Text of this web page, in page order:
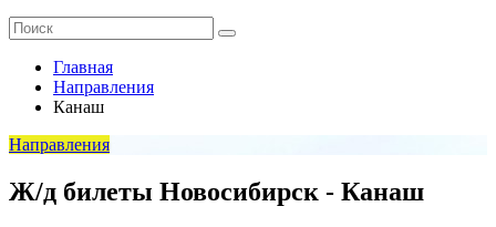
Главная
Направления
Канаш
Направления
Ж/д билеты Новосибирск - Канаш